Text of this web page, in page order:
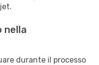
nella
durante il processo